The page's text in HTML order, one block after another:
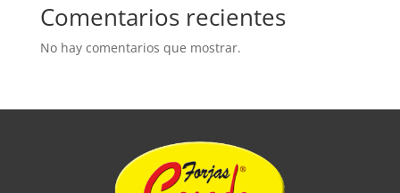
Comentarios recientes
No hay comentarios que mostrar.